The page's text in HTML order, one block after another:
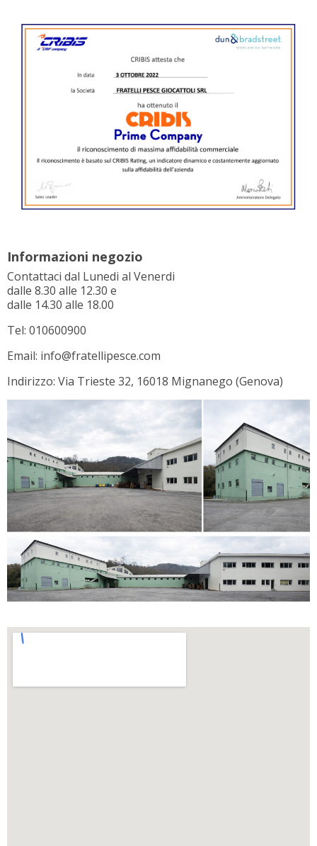
Informazioni negozio
Contattaci dal Lunedi al Venerdi
dalle 8.30 alle 12.30 e
dalle 14.30 alle 18.00
Tel: 010600900
Email: info@fratellipesce.com
Indirizzo: Via Trieste 32, 16018 Mignanego (Genova)